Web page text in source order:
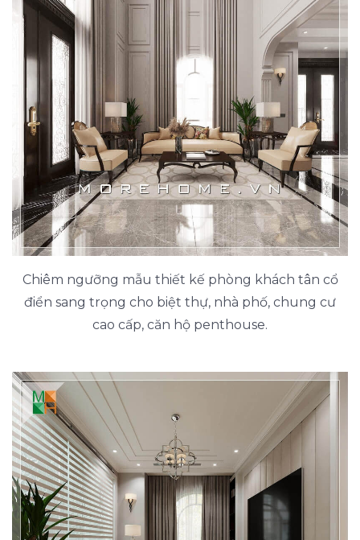
Chiêm ngưỡng mẫu thiết kế phòng khách tân cổ
điển sang trọng cho biệt thự, nhà phố, chung cư
cao cấp, căn hộ penthouse.